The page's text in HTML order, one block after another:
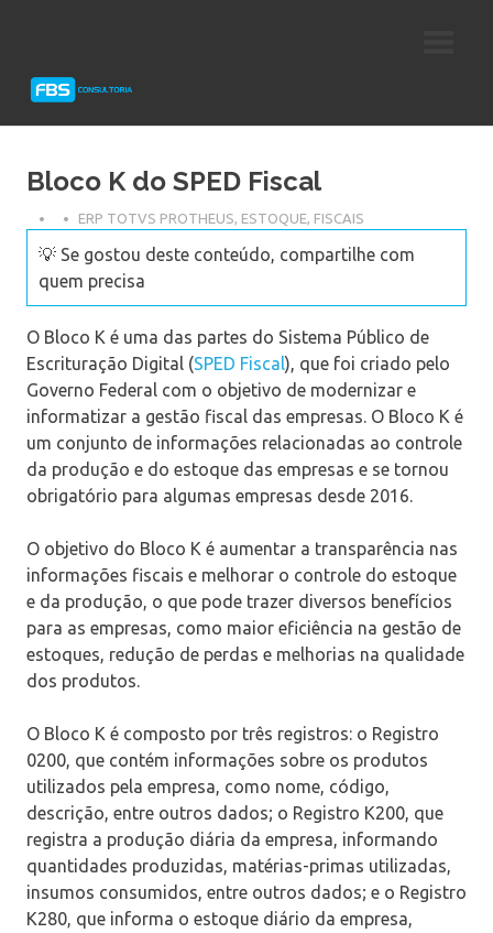
Protheus
Bloco K do SPED Fiscal
ERP TOTVS PROTHEUS, ESTOQUE, FISCAIS
💡 Se gostou deste conteúdo, compartilhe com
quem precisa
O Bloco K é uma das partes do Sistema Público de
Escrituração Digital (SPED Fiscal), que foi criado pelo
Governo Federal com o objetivo de modernizar e
informatizar a gestão fiscal das empresas. O Bloco K é
um conjunto de informações relacionadas ao controle
da produção e do estoque das empresas e se tornou
obrigatório para algumas empresas desde 2016.
O objetivo do Bloco K é aumentar a transparência nas
informações fiscais e melhorar o controle do estoque
e da produção, o que pode trazer diversos benefícios
para as empresas, como maior eficiência na gestão de
estoques, redução de perdas e melhorias na qualidade
dos produtos.
O Bloco K é composto por três registros: o Registro
0200, que contém informações sobre os produtos
utilizados pela empresa, como nome, código,
descrição, entre outros dados; o Registro K200, que
registra a produção diária da empresa, informando
quantidades produzidas, matérias-primas utilizadas,
insumos consumidos, entre outros dados; e o Registro
K280, que informa o estoque diário da empresa,